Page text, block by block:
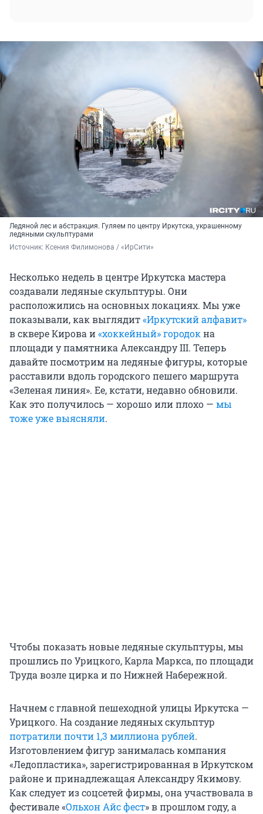
Ледяной лес и абстракция. Гуляем по центру Иркутска, украшенному
ледяными скульптурами
Источник: Ксения Филимонова / «ИрСити»
Несколько недель в центре Иркутска мастера
создавали ледяные скульптуры. Они
расположились на основных локациях. Мы уже
показывали, как выглядит«Иркутский алфавит»
в сквере Кирова и«хоккейный» городокна
площади у памятника Александру III. Теперь
давайте посмотрим на ледяные фигуры, которые
расставили вдоль городского пешего маршрута
«Зеленая линия». Ее, кстати, недавно обновили.
Как это получилось — хорошо или плохо — мы
тоже уже выясняли.
Чтобы показать новые ледяные скульптуры, мы
прошлись по Урицкого, Карла Маркса, по площади
Труда возле цирка и по Нижней Набережной.
Начнем с главной пешеходной улицы Иркутска —
Урицкого. На создание ледяных скульптур
потратили почти 1,3 миллиона рублей.
Изготовлением фигур занималась компания
«Ледопластика», зарегистрированная в Иркутском
районе и принадлежащая Александру Якимову.
Как следует из соцсетей фирмы, она участвовала в
фестивале «Ольхон Айс фест» в прошлом году, а